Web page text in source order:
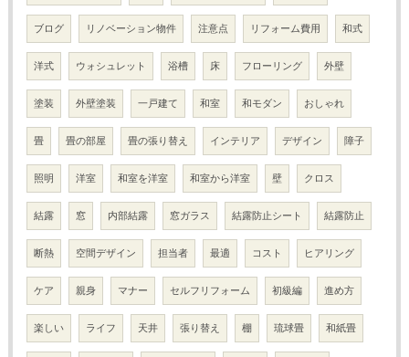
ブログ リノベーション物件 注意点 リフォーム費用 和式
洋式 ウォシュレット 浴槽 床 フローリング 外壁
塗装 外壁塗装 一戸建て 和室 和モダン おしゃれ
畳 畳の部屋 畳の張り替え インテリア デザイン 障子
照明 洋室 和室を洋室 和室から洋室 壁 クロス
結露 窓 内部結露 窓ガラス 結露防止シート 結露防止
断熱 空間デザイン 担当者 最適 コスト ヒアリング
ケア 親身 マナー セルフリフォーム 初級編 進め方
楽しい ライフ 天井 張り替え 棚 琉球畳 和紙畳